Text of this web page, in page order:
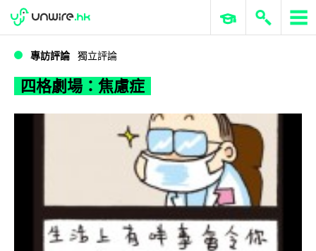
四格劇場：焦慮症
WWDC 2026 ERP 與商業 AI
專訪評論 獨立評論
四格劇場：焦慮症